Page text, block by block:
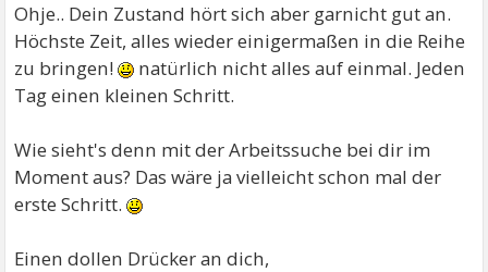
Ohje.. Dein Zustand hört sich aber garnicht gut an.
Höchste Zeit, alles wieder einigermaßen in die Reihe
zu bringen!
natürlich nicht alles auf einmal. Jeden
Tag einen kleinen Schritt.
Wie sieht's denn mit der Arbeitssuche bei dir im
Moment aus? Das wäre ja vielleicht schon mal der
erste Schritt.
Einen dollen Drücker an dich,